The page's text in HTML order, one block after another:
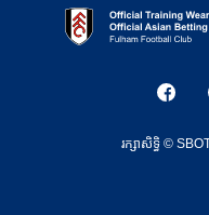
រក្សាសិទ្ធិ ©